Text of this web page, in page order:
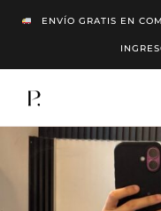
ENVÍO GRATIS EN
Contenido